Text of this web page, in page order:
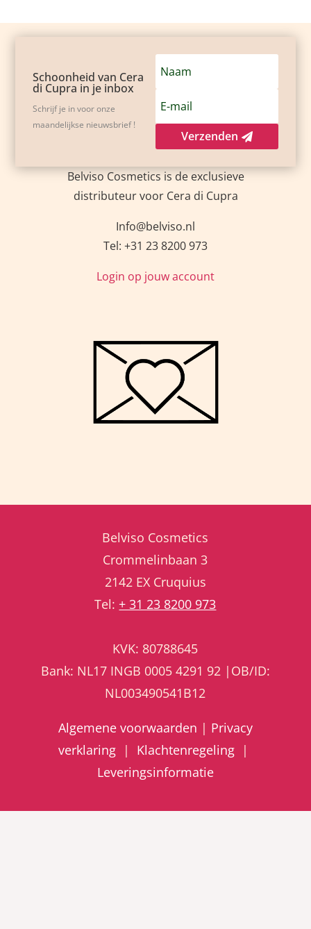
Schoonheid van Cera
di Cupra in je inbox
Schrijf je in voor onze
maandelijkse nieuwsbrief !
Verzenden
Belviso Cosmetics is de exclusieve
distributeur voor Cera di Cupra
Info@belviso.nl
Tel: +31 23 8200 973
Login op jouw account
Belviso Cosmetics
Crommelinbaan 3
2142 EX Cruquius
Tel: + 31 23 8200 973
KVK: 80788645
Bank: NL17 INGB 0005 4291 92 |OB/ID:
NL003490541B12
Algemene voorwaarden | Privacy
verklaring | Klachtenregeling |
Leveringsinformatie